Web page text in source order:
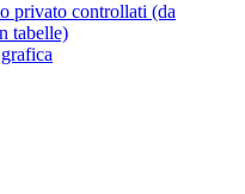
privato controllati (da
tabelle)